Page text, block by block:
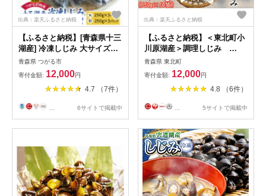
出典：楽天ふるさと納税
【ふるさと納税】[青森県十三
湖産] 冷凍しじみ 大サイズと
中サイズ・2種類の詰め合わ
せセット｜青森 つがる市特産
みそ汁 味噌汁 大和しじみ
青森県 つがる市
寄付金額: 12,000円
4.7 （7件）
6サイトで掲載中
出典：楽天ふるさと納税
【ふるさと納税】＜東北町小
川原湖産＞調理しじみ
150g×10パック 【02408-
0006】# 大和しじみ 小川原湖
東北町 青森県 砂抜き 冷凍 対
青森県 東北町
寄付金額: 12,000円
4.8 （6件）
5サイトで掲載中